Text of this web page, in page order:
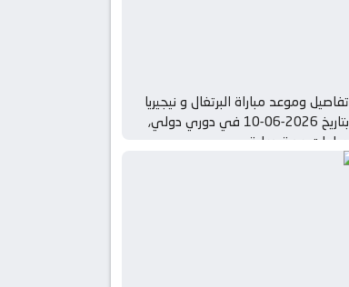
تفاصيل وموعد مباراة البرتغال و نيجيريا
بتاريخ 2026-06-10 في دوري دولي,
مباريات ودية دولية